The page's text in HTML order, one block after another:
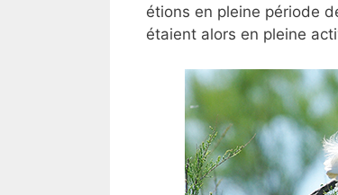
étions en pleine période
étaient alors en pleine